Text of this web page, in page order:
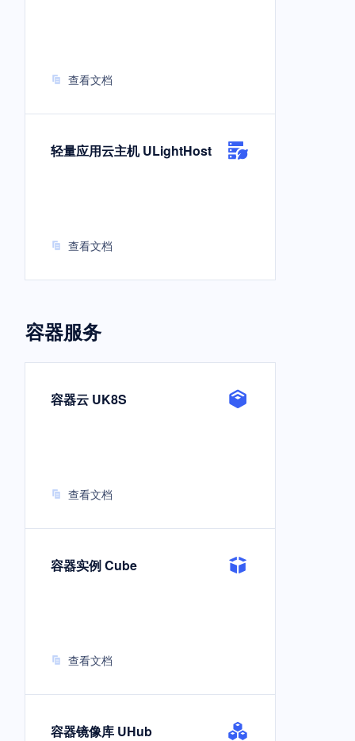
查看文档
轻量应用云主机 ULightHost
查看文档
容器服务
容器云 UK8S
查看文档
容器实例 Cube
查看文档
容器镜像库 UHub